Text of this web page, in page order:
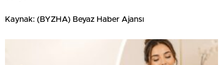
Kaynak: (BYZHA) Beyaz Haber Ajansı